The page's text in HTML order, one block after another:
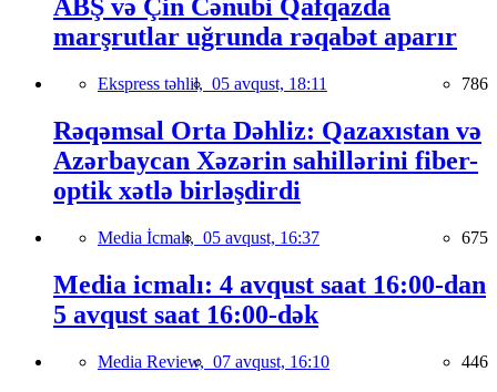
ABŞ və Çin Cənubi Qafqazda
marşrutlar uğrunda rəqabət aparır
Ekspress təhlil, 05 avqust, 18:11 786
Rəqəmsal Orta Dəhliz: Qazaxıstan və
Azərbaycan Xəzərin sahillərini fiber-
optik xətlə birləşdirdi
Media İcmalı, 05 avqust, 16:37 675
Media icmalı: 4 avqust saat 16:00-dan
5 avqust saat 16:00-dək
Media Review, 07 avqust, 16:10 446